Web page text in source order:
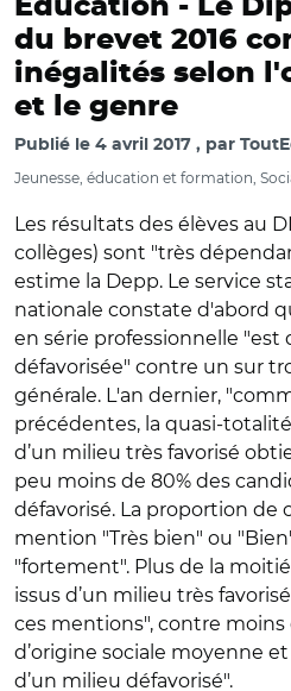
Education - Le
du brevet 2016
inégalités selon
et le genre
Publié le 4 avril 2017 par
Jeunesse, éducation et formation,
Les résultats des élèves au
collèges) sont "très
estime la Depp. Le service
nationale constate d'abord
en série professionnelle "est
défavorisée" contre un sur
générale. L'an dernier,
précédentes, la quasi-
d’un milieu très favorisé
peu moins de 80% des
défavorisé. La proportion
mention "Très bien" ou
"fortement". Plus de la
issus d’un milieu très
ces mentions", contre moins
d’origine sociale moyenne
d’un milieu défavorisé".